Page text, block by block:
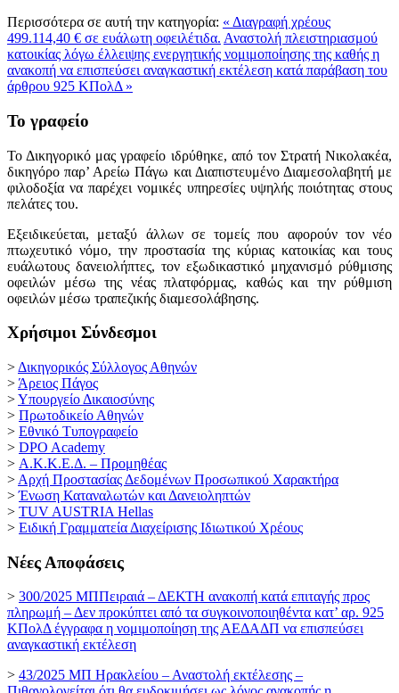
Περισσότερα σε αυτή την κατηγορία: « Διαγραφή χρέους
499.114,40 € σε ευάλωτη οφειλέτιδα. Αναστολή πλειστηριασμού
κατοικίας λόγω έλλειψης ενεργητικής νομιμοποίησης της καθής η
ανακοπή να επισπεύσει αναγκαστική εκτέλεση κατά παράβαση του
άρθρου 925 ΚΠολΔ »
Το γραφείο
Το Δικηγορικό μας γραφείο ιδρύθηκε, από τον Στρατή Νικολακέα,
δικηγόρο παρ’ Αρείω Πάγω και Διαπιστευμένο Διαμεσολαβητή με
φιλοδοξία να παρέχει νομικές υπηρεσίες υψηλής ποιότητας στους
πελάτες του.
Εξειδικεύεται, μεταξύ άλλων σε τομείς που αφορούν τον νέο
πτωχευτικό νόμο, την προστασία της κύριας κατοικίας και τους
ευάλωτους δανειολήπτες, τον εξωδικαστικό μηχανισμό ρύθμισης
οφειλών μέσω της νέας πλατφόρμας, καθώς και την ρύθμιση
οφειλών μέσω τραπεζικής διαμεσολάβησης.
Χρήσιμοι Σύνδεσμοι
> Δικηγορικός Σύλλογος Αθηνών
> Άρειος Πάγος
>Υπουργείο Δικαιοσύνης
> Πρωτοδικείο Αθηνών
> Εθνικό Τυπογραφείο
> DPO Academy
> Α.Κ.Κ.Ε.Δ. – Προμηθέας
> Αρχή Προστασίας Δεδομένων Προσωπικού Χαρακτήρα
>Ένωση Καταναλωτών και Δανειοληπτών
> TUV AUSTRIA Hellas
> Ειδική Γραμματεία Διαχείρισης Ιδιωτικού Χρέους
Νέες Αποφάσεις
> 300/2025 ΜΠΠειραιά – ΔΕΚΤΗ ανακοπή κατά επιταγής προς
πληρωμή – Δεν προκύπτει από τα συγκοινοποιηθέντα κατ’ αρ. 925
ΚΠολΔ έγγραφα η νομιμοποίηση της ΑΕΔΑΔΠ να επισπεύσει
αναγκαστική εκτέλεση
> 43/2025 ΜΠ Ηρακλείου – Αναστολή εκτέλεσης –